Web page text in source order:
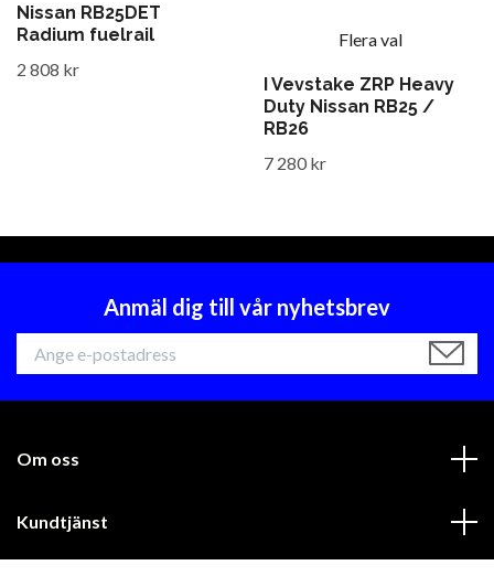
Nissan RB25DET
Radium fuelrail
2 808 kr
Flera val
I Vevstake ZRP Heavy
Duty Nissan RB25 /
RB26
7 280 kr
Anmäl dig till vår nyhetsbrev
Om oss
Kundtjänst